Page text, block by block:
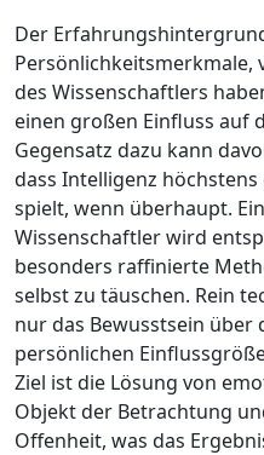
Der
Persönlichkeitsmerkmale,
des Wissenschaftlers
einen großen Einfluss auf
Gegensatz dazu kann
dass Intelligenz
spielt, wenn überhaupt.
Wissenschaftler wird
besonders raffinierte
selbst zu täuschen. Rein
nur das Bewusstsein über
persönlichen
Ziel ist die Lösung von
Objekt der Betrachtung
Offenheit, was das